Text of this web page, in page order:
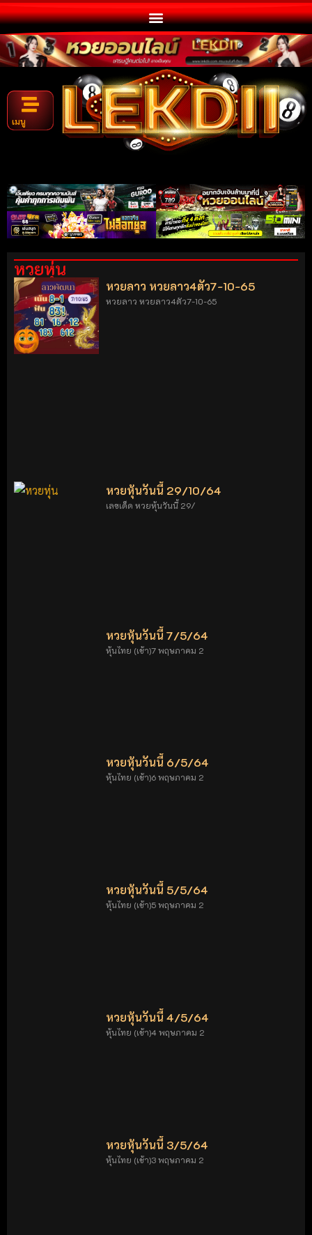
เมนู
หวยหุ่น
หวยลาว หวยลาว4ตัว7-10-65
หวยลาว หวยลาว4ตัว7-10-65
หวยหุ้นวันนี้ 29/10/64
เลขเด็ด หวยหุ้นวันนี้ 29/
หวยหุ้นวันนี้ 7/5/64
หุ้นไทย (เช้า)7 พฤษภาคม 2
หวยหุ้นวันนี้ 6/5/64
หุ้นไทย (เช้า)6 พฤษภาคม 2
หวยหุ้นวันนี้ 5/5/64
หุ้นไทย (เช้า)5 พฤษภาคม 2
หวยหุ้นวันนี้ 4/5/64
หุ้นไทย (เช้า)4 พฤษภาคม 2
หวยหุ้นวันนี้ 3/5/64
หุ้นไทย (เช้า)3 พฤษภาคม 2